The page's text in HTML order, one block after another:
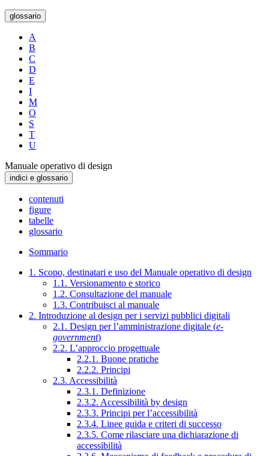
glossario
A
B
C
D
E
I
M
O
S
T
U
Manuale operativo di design
indici e glossario
contenuti
figure
tabelle
glossario
Sommario
1. Scopo, destinatari e uso del Manuale operativo di design
1.1. Versionamento e storico
1.2. Consultazione del manuale
1.3. Contribuisci al manuale
2. Introduzione al design per i servizi pubblici digitali
2.1. Design per l’amministrazione digitale (e-
government)
2.2. L’approccio progettuale
2.2.1. Buone pratiche
2.2.2. Principi
2.3. Accessibilità
2.3.1. Definizione
2.3.2. Accessibilità by design
2.3.3. Principi per l’accessibilità
2.3.4. Linee guida e criteri di successo
2.3.5. Come rilasciare una dichiarazione di
accessibilità